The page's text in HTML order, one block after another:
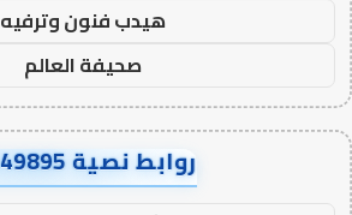
هيدب فنون وترفيه
صحيفة العالم
روابط نصية AA49895